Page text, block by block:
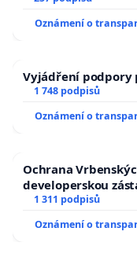
Oznámení o
Vyjádření podpory
1 748 podpisů
Oznámení o
Ochrana
developerskou
1 311 podpisů
Oznámení o